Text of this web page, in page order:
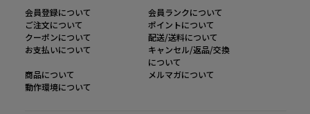
会員登録について
会員ランクについて
ご注文について
ポイントについて
クーポンについて
配送/送料について
お支払いについて
キャンセル/返品/交換
について
商品について
メルマガについて
動作環境について